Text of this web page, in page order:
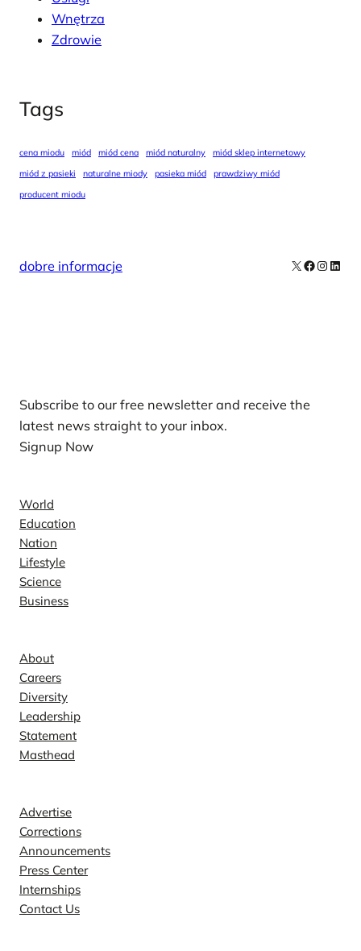
Wnętrza
Zdrowie
Tags
cena miodu miód miód cena miód naturalny
miód sklep internetowy
miód z pasieki
naturalne miody pasieka miód
prawdziwy miód
producent miodu
dobre informacje X Facebook
Subscribe to our free newsletter and receive the
latest news straight to your inbox.
Signup Now
World
Education
Nation
Lifestyle
Science
Business
About
Careers
Diversity
Leadership
Statement
Masthead
Advertise
Corrections
Announcements
Press Center
Internships
Contact Us